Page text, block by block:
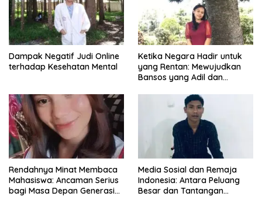
Dampak Negatif Judi Online
terhadap Kesehatan Mental
Ketika Negara Hadir untuk
yang Rentan: Mewujudkan
Bansos yang Adil dan
Rendahnya Minat Membaca
Mahasiswa: Ancaman Serius
bagi Masa Depan Generasi
Media Sosial dan Remaja
Indonesia: Antara Peluang
Besar dan Tantangan